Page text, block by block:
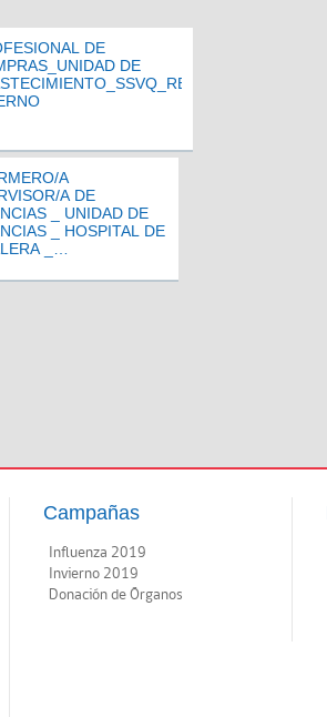
DE
DE
A
A DE
_ UNIDAD DE
_ HOSPITAL DE
_
Campañas
Influenza 2019
Invierno 2019
Donación de Órganos